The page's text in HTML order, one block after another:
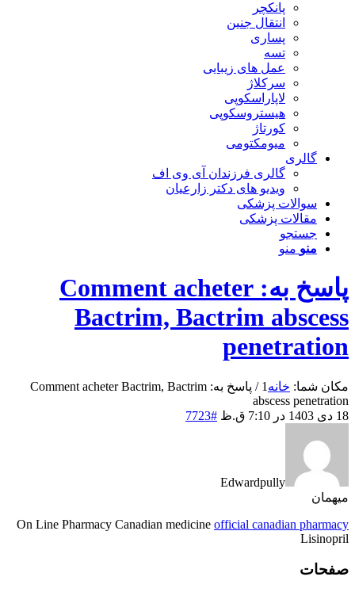
پانکچر
انتقال جنین
پساری
تسه
عمل های زیبایی
سرکلاژ
لاپاراسکوپی
هیستروسکوپی
کورتاژ
میومکتومی
گالری
گالری فرزندان آی وی اف
ویدیو های دکتر زارعیان
سوالات پزشکی
مقالات پزشکی
جستجو
منو منو
پاسخ به: Comment acheter
Bactrim, Bactrim abscess
penetration
مکان شما: خانه 1
/
پاسخ به: Comment acheter Bactrim, Bactrim
abscess penetration
18 دی 1403 در 7:10 ق.ظ
#7723
Edwardpully
میهمان
On Line Pharmacy Canadian medicine official canadian pharmacy
Lisinopril
صفحات